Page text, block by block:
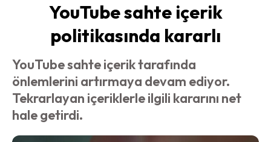
YouTube sahte içerik
politikasında kararlı
YouTube sahte içerik tarafında
önlemlerini artırmaya devam ediyor.
Tekrarlayan içeriklerle ilgili kararını net
hale getirdi.